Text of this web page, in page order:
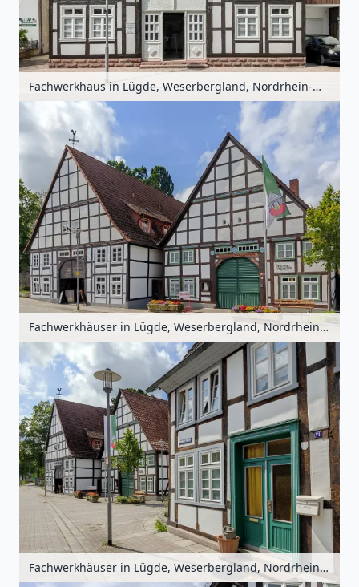
Fachwerkhaus in Lügde, Weserbergland, Nordrhein-Westfalen, Deutschland
Fachwerkhäuser in Lügde, Weserbergland, Nordrhein-Westfalen, Deutschland
Fachwerkhäuser in Lügde, Weserbergland, Nordrhein-Westfalen, Deutschland